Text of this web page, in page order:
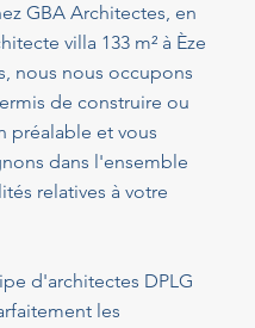
GBA Architectes, en
villa 133 m² à Èze
nous nous occupons
de construire ou
préalable et vous
dans l'ensemble
relatives à votre
d'architectes DPLG
les